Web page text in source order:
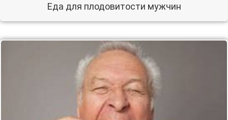
Еда для плодовитости мужчин